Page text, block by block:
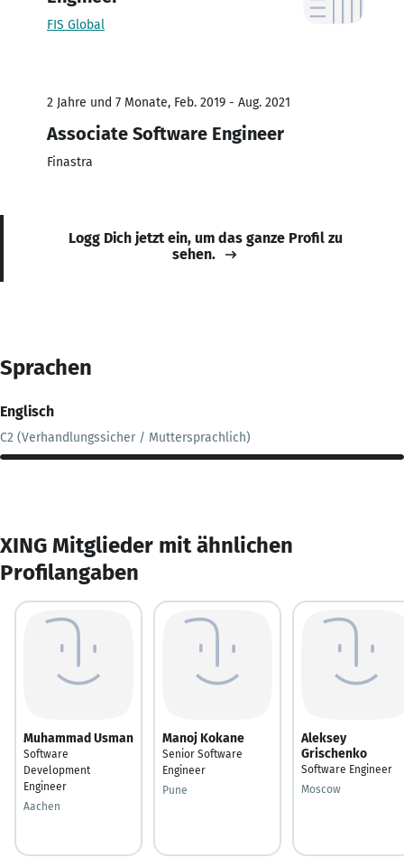
FIS Global
2 Jahre und 7 Monate, Feb. 2019 - Aug. 2021
Associate Software Engineer
Finastra
Logg Dich jetzt ein, um das ganze Profil zu
sehen.
Sprachen
Englisch
C2 (Verhandlungssicher / Muttersprachlich)
XING Mitglieder mit ähnlichen
Profilangaben
Muhammad Usman
Software
Development
Engineer
Aachen
Manoj Kokane
Senior Software
Engineer
Pune
Aleksey
Grischenko
Software Engineer
Moscow